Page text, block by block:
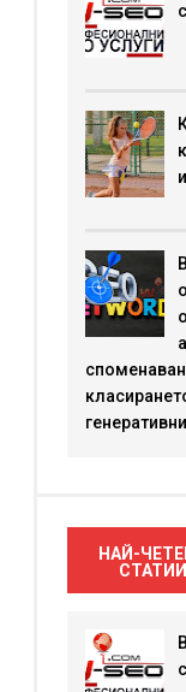
НАЙ-
СТАТИИ